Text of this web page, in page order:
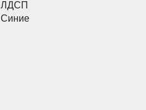
ЛДСП
Синие